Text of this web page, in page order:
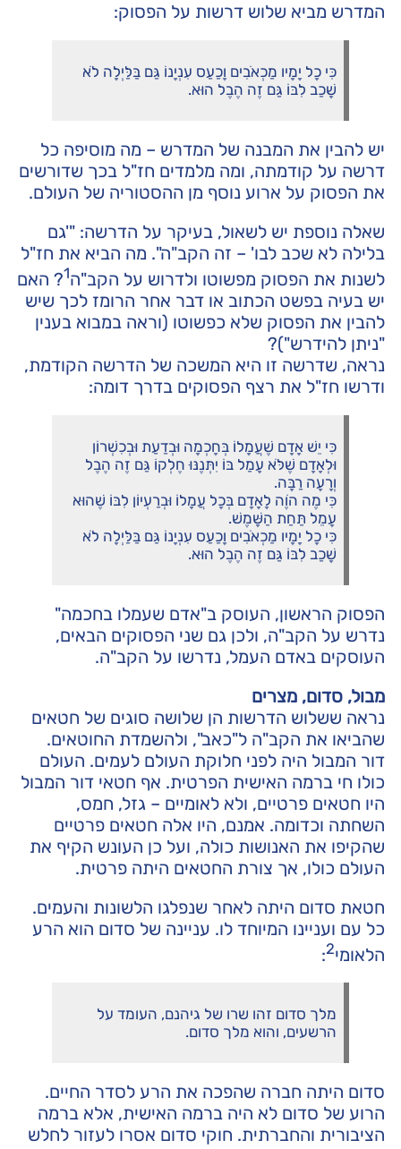
המדרש מביא שלוש דרשות על הפסוק:
כִּי כָל יָמָיו מַכְאֹבִים וָכַעַס עִנְיָנוֹ גַּם בַּלַּיְלָה לֹא
שָׁכַב לִבּוֹ גַּם זֶה הֶבֶל הוּא.
יש להבין את המבנה של המדרש – מה מוסיפה כל
דרשה על קודמתה, ומה מלמדים חז"ל בכך שדורשים
את הפסוק על ארוע נוסף מן ההסטוריה של העולם.
שאלה נוספת יש לשאול, בעיקר על הדרשה: "'גם
בלילה לא שכב לבו' – זה הקב"ה". מה הביא את חז"ל
לשנות את הפסוק מפשוטו ולדרוש על הקב"ה1? האם
יש בעיה בפשט הכתוב או דבר אחר הרומז לכך שיש
להבין את הפסוק שלא כפשוטו (וראה במבוא בענין
"ניתן להידרש")?
נראה, שדרשה זו היא המשכה של הדרשה הקודמת,
ודרשו חז"ל את רצף הפסוקים בדרך דומה:
כִּי יֵשׁ אָדָם שֶׁעֲמָלוֹ בְּחָכְמָה וּבְדַעַת וּבְכִשְׁרוֹן
וּלְאָדָם שֶׁלֹּא עָמַל בּוֹ יִתְּנֶנּוּ חֶלְקוֹ גַּם זֶה הֶבֶל
וְרָעָה רַבָּה.
כִּי מֶה הֹוֶה לָאָדָם בְּכָל עֲמָלוֹ וּבְרַעְיוֹן לִבּוֹ שֶׁהוּא
עָמֵל תַּחַת הַשָּׁמֶשׁ.
כִּי כָל יָמָיו מַכְאֹבִים וָכַעַס עִנְיָנוֹ גַּם בַּלַּיְלָה לֹא
שָׁכַב לִבּוֹ גַּם זֶה הֶבֶל הוּא.
הפסוק הראשון, העוסק ב"אדם שעמלו בחכמה"
נדרש על הקב"ה, ולכן גם שני הפסוקים הבאים,
העוסקים באדם העמל, נדרשו על הקב"ה.
מבול, סדום, מצרים
נראה ששלוש הדרשות הן שלושה סוגים של חטאים
שהביאו את הקב"ה ל"כאב", ולהשמדת החוטאים.
דור המבול היה לפני חלוקת העולם לעמים. העולם
כולו חי ברמה האישית הפרטית. אף חטאי דור המבול
היו חטאים פרטיים, ולא לאומיים – גזל, חמס,
השחתה וכדומה. אמנם, היו אלה חטאים פרטיים
שהקיפו את האנושות כולה, ועל כן העונש הקיף את
העולם כולו, אך צורת החטאים היתה פרטית.
חטאת סדום היתה לאחר שנפלגו הלשונות והעמים.
כל עם ועניינו המיוחד לו. עניינה של סדום הוא הרע
הלאומי2
:
מלך סדום זהו שרו של גיהנם, העומד על
הרשעים, והוא מלך סדום.
סדום היתה חברה שהפכה את הרע לסדר החיים.
הרוע של סדום לא היה ברמה האישית, אלא ברמה
הציבורית והחברתית. חוקי סדום אסרו לעזור לחלש